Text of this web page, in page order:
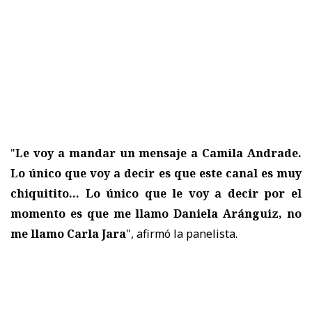
"Le voy a mandar un mensaje a Camila Andrade.
Lo único que voy a decir es que este canal es muy
chiquitito... Lo único que le voy a decir por el
momento es que me llamo Daniela Aránguiz, no
me llamo Carla Jara", afirmó la panelista.